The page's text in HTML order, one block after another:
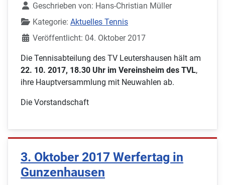
Geschrieben von: Hans-Christian Müller
Kategorie: Aktuelles Tennis
Veröffentlicht: 04. Oktober 2017
Die Tennisabteilung des TV Leutershausen hält am
22. 10. 2017, 18.30 Uhr im Vereinsheim des TVL,
ihre Hauptversammlung mit Neuwahlen ab.
Die Vorstandschaft
3. Oktober 2017 Werfertag in
Gunzenhausen